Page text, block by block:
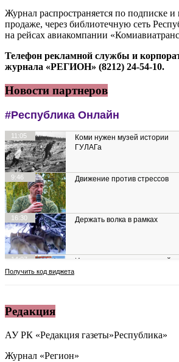
Журнал распространяется по подписке и
продаже, через библиотечную сеть
на рейсах авиакомпании
Телефон рекламной службы и
журнала «РЕГИОН» (8212) 24-54-10.
Новости партнеров
Редакция
АУ РК «Редакция газеты»Республика»
Журнал «Регион»